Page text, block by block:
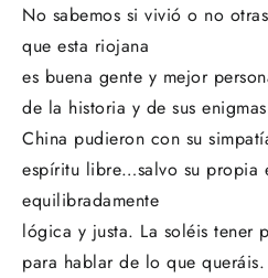
No sabemos si vivió o no
que esta riojana
es buena gente y mejor
de la historia y de sus
China pudieron con su
espíritu libre…salvo su propia
equilibradamente
lógica y justa. La soléis tener
para hablar de lo que